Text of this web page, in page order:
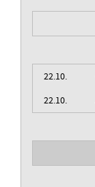
22.10.
22.10.